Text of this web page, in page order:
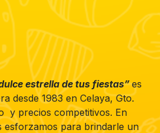
estrella de tus fiestas”es
desde 1983 en Celaya, Gto.
y precios competitivos. En
esforzamos para brindarle un